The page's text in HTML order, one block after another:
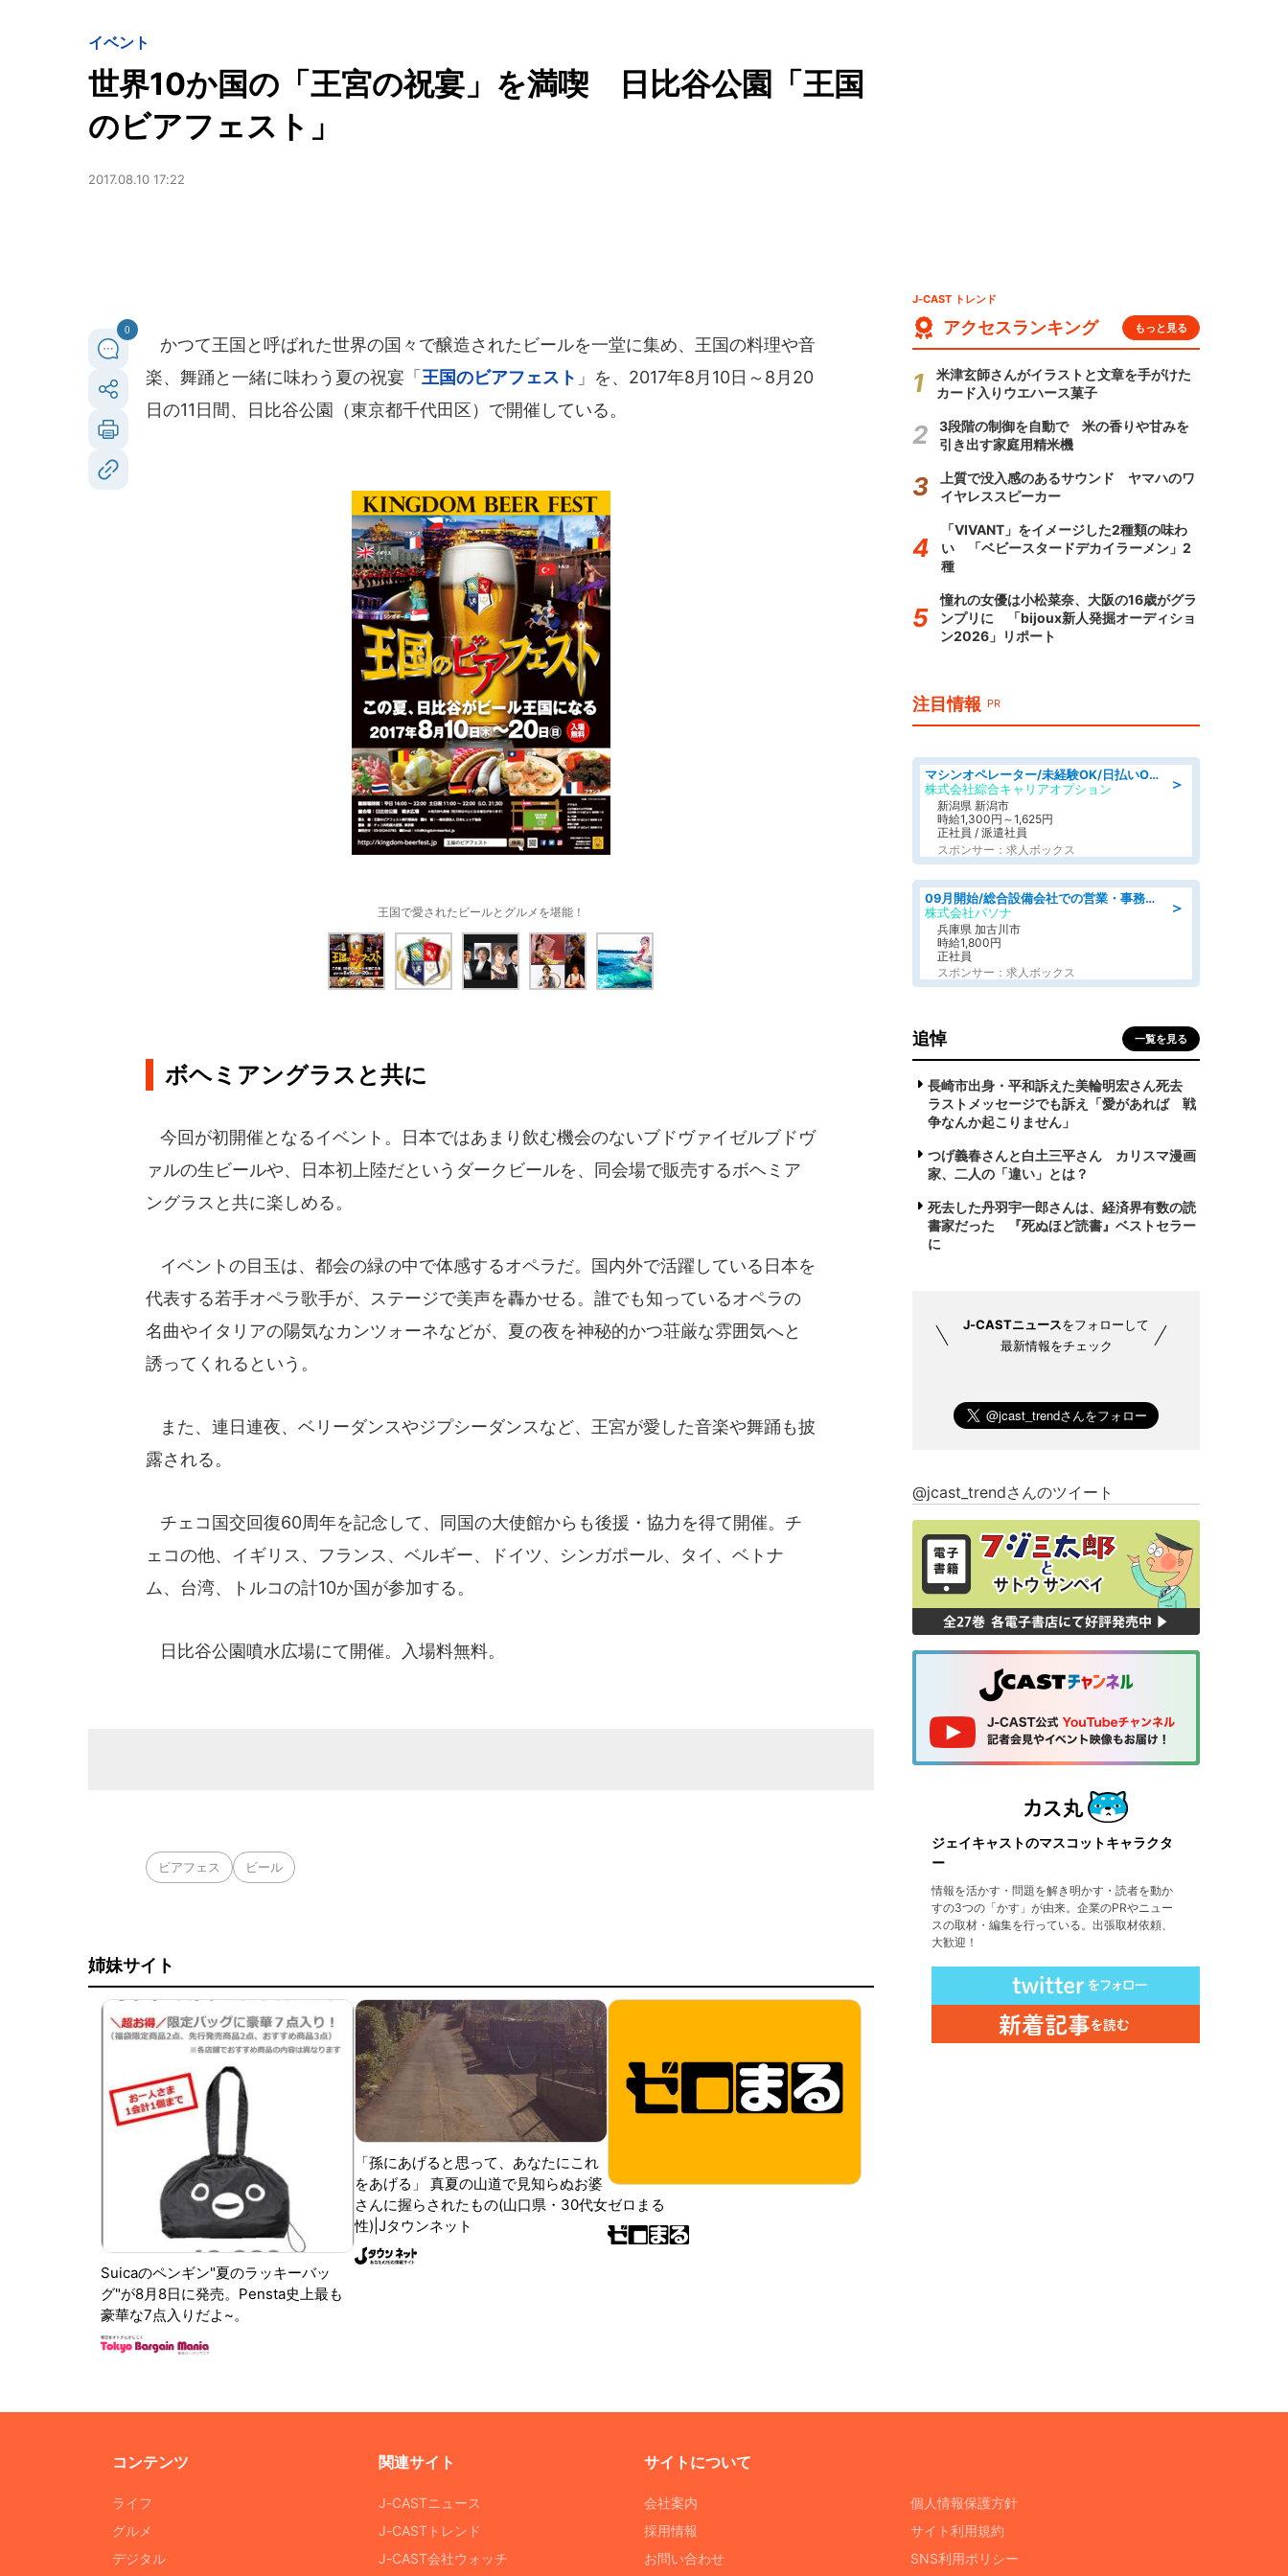
イベント
世界10か国の「王宮の祝宴」を満喫 日比谷公園「王国
のビアフェスト」
2017.08.10 17:22
0
かつて王国と呼ばれた世界の国々で醸造されたビールを一堂に集め、王国の料理や音
楽、舞踊と一緒に味わう夏の祝宴「 王国のビアフェスト 」を、2017年8月10日～8月20
日の11日間、日比谷公園（東京都千代田区）で開催している。
王国で愛されたビールとグルメを堪能！
ボヘミアングラスと共に
今回が初開催となるイベント。日本ではあまり飲む機会のないブドヴァイゼルブドヴ
ァルの生ビールや、日本初上陸だというダークビールを、同会場で販売するボヘミア
ングラスと共に楽しめる。
イベントの目玉は、都会の緑の中で体感するオペラだ。国内外で活躍している日本を
代表する若手オペラ歌手が、ステージで美声を轟かせる。誰でも知っているオペラの
名曲やイタリアの陽気なカンツォーネなどが、夏の夜を神秘的かつ荘厳な雰囲気へと
誘ってくれるという。
また、連日連夜、ベリーダンスやジプシーダンスなど、王宮が愛した音楽や舞踊も披
露される。
チェコ国交回復60周年を記念して、同国の大使館からも後援・協力を得て開催。チ
ェコの他、イギリス、フランス、ベルギー、ドイツ、シンガポール、タイ、ベトナ
ム、台湾、トルコの計10か国が参加する。
日比谷公園噴水広場にて開催。入場料無料。
ビアフェス ビール
姉妹サイト
Suicaのペンギン"夏のラッキーバッ
グ"が8月8日に発売。Pensta史上最も
豪華な7点入りだよ~。
「孫にあげると思って、あなたにこれ
をあげる」 真夏の山道で見知らぬお婆
さんに握らされたもの(山口県・30代女
性)|Jタウンネット
ゼロまる
J-CAST トレンド
アクセスランキング もっと見る
米津玄師さんがイラストと文章を手がけた
カード入りウエハース菓子
3段階の制御を自動で 米の香りや甘みを
引き出す家庭用精米機
上質で没入感のあるサウンド ヤマハのワ
イヤレススピーカー
「VIVANT」をイメージした2種類の味わ
い 「ベビースタードデカイラーメン」2
種
憧れの女優は小松菜奈、大阪の16歳がグラ
ンプリに 「bijoux新人発掘オーディショ
ン2026」リポート
注目情報 PR
＞
マシンオペレーター/未経験OK/日払いOK/寮費無料/交替制/20・30・40代活躍中
株式会社綜合キャリアオプション
新潟県 新潟市
時給1,300円～1,625円
正社員 / 派遣社員
スポンサー：求人ボックス
＞
09月開始/総合設備会社での営業・事務のお仕事/車通勤可/賞与あり/営業/営業事務
株式会社パソナ
兵庫県 加古川市
時給1,800円
正社員
スポンサー：求人ボックス
追悼 一覧を見る
長崎市出身・平和訴えた美輪明宏さん死去
ラストメッセージでも訴え「愛があれば 戦
争なんか起こりません」
つげ義春さんと白土三平さん カリスマ漫画
家、二人の「違い」とは？
死去した丹羽宇一郎さんは、経済界有数の読
書家だった 『死ぬほど読書』ベストセラー
に
J-CASTニュースをフォローして
最新情報をチェック
@jcast_trendさんのツイート
ジェイキャストのマスコットキャラクタ
ー
情報を活かす・問題を解き明かす・読者を動か
すの3つの「かす」が由来。企業のPRやニュー
スの取材・編集を行っている。出張取材依頼、
大歓迎！
コンテンツ
ライフ
グルメ
デジタル
関連サイト
J-CASTニュース
J-CASTトレンド
J-CAST会社ウォッチ
サイトについて
会社案内
採用情報
お問い合わせ
個人情報保護方針
サイト利用規約
SNS利用ポリシー